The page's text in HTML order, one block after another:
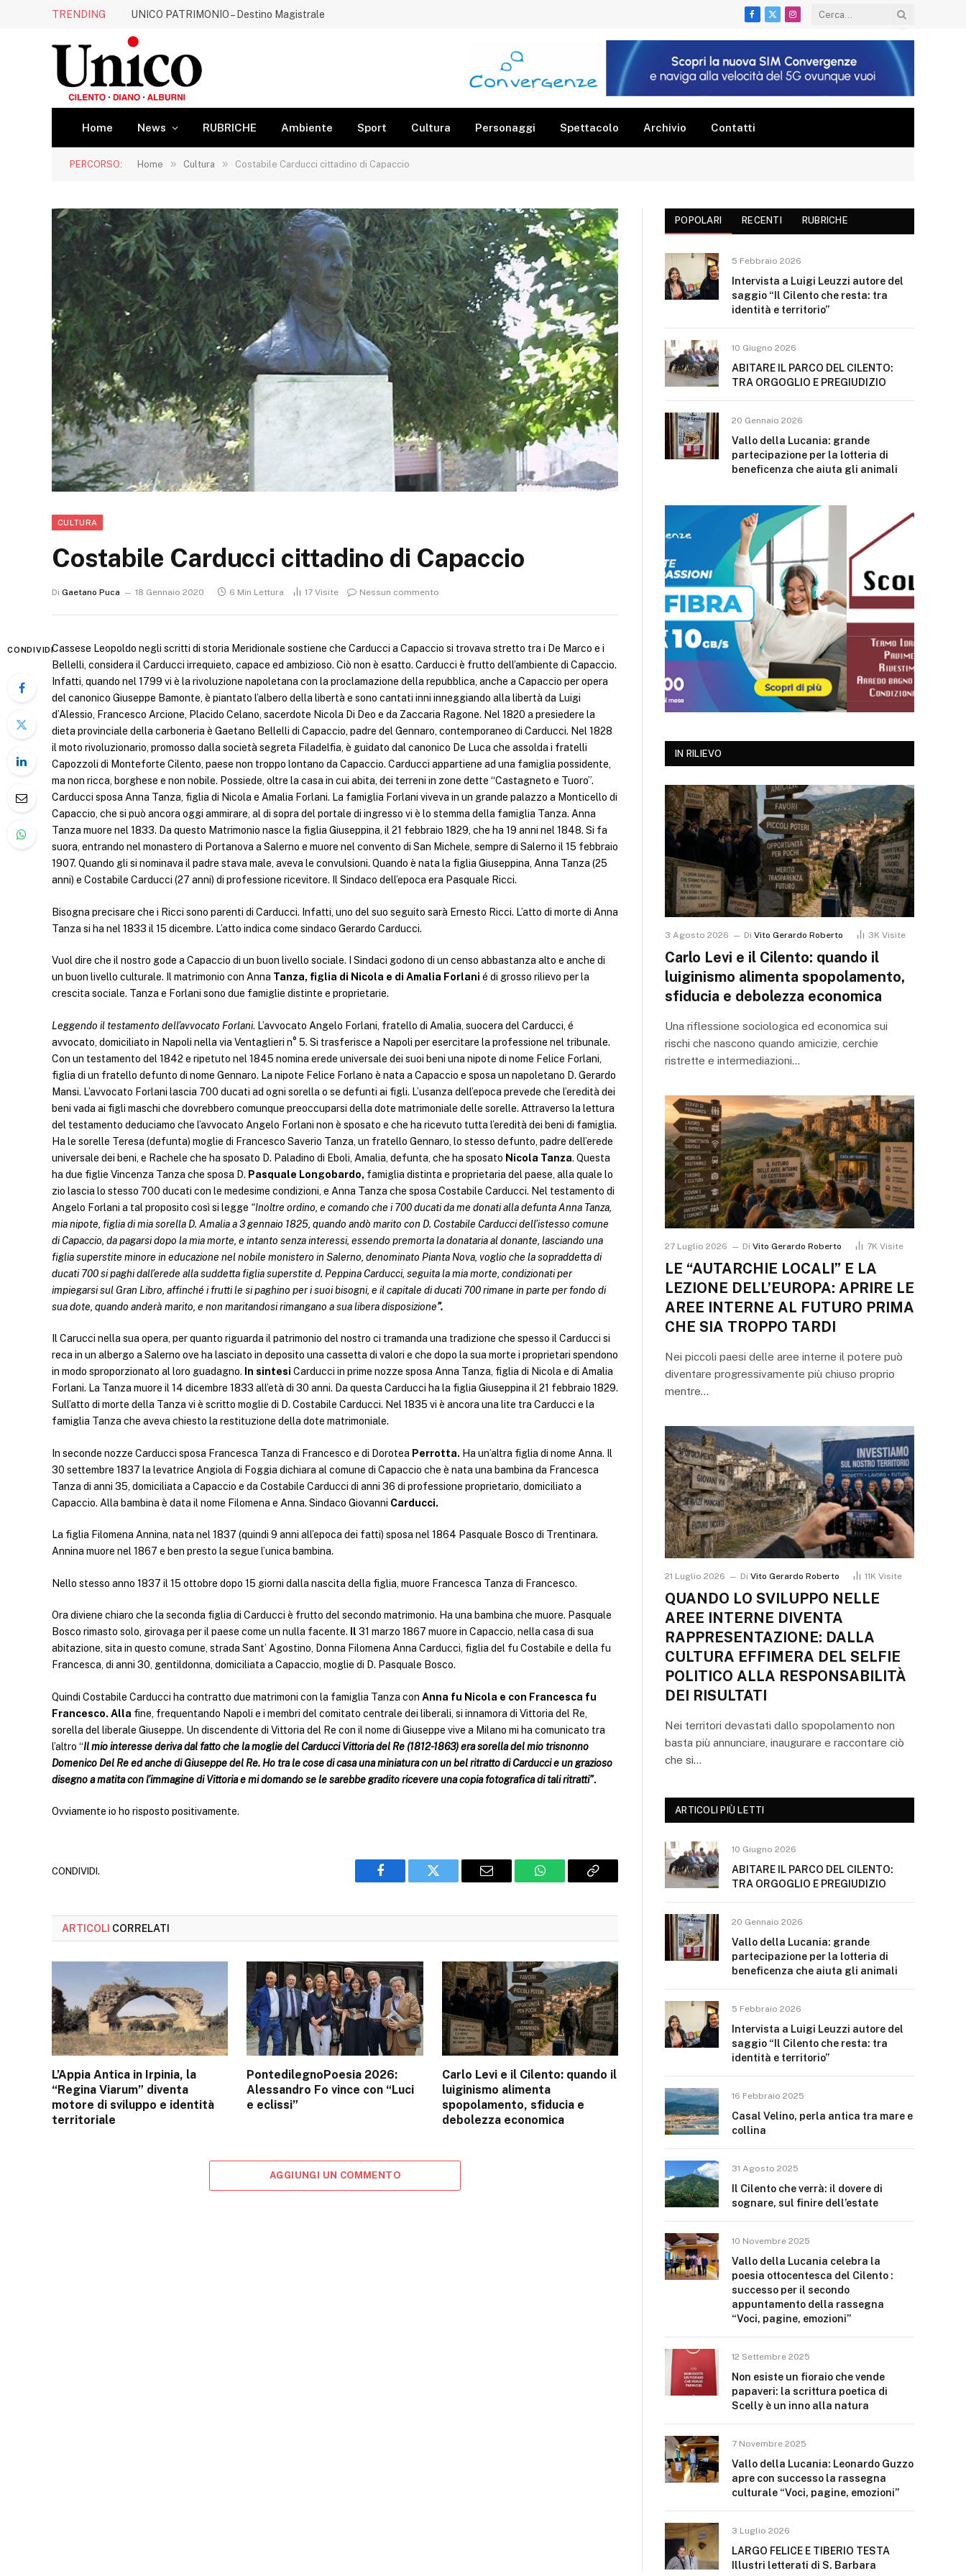
TRENDING UNICO PATRIMONIO – Destino Magistrale
Facebook
X
Instagram
Home News RUBRICHE Ambiente Sport Cultura Personaggi Spettacolo Archivio Contatti
PERCORSO: Home » Cultura » Costabile Carducci cittadino di Capaccio
CULTURA
Costabile Carducci cittadino di Capaccio
Di Gaetano Puca 18 Gennaio 2020 6 Min Lettura 17 Visite Nessun commento
CONDIVIDICassese Leopoldo negli scritti di storia Meridionale sostiene che Carducci a Capaccio si trovava stretto tra i De Marco e i
Bellelli, considera il Carducci irrequieto, capace ed ambizioso. Ciò non è esatto. Carducci è frutto dell’ambiente di Capaccio.
Infatti, quando nel 1799 vi è la rivoluzione napoletana con la proclamazione della repubblica, anche a Capaccio per opera
del canonico Giuseppe Bamonte, è piantato l’albero della libertà e sono cantati inni inneggiando alla libertà da Luigi
d’Alessio, Francesco Arcione, Placido Celano, sacerdote Nicola Di Deo e da Zaccaria Ragone. Nel 1820 a presiedere la
dieta provinciale della carboneria è Gaetano Bellelli di Capaccio, padre del Gennaro, contemporaneo di Carducci. Nel 1828
il moto rivoluzionario, promosso dalla società segreta Filadelfia, è guidato dal canonico De Luca che assolda i fratelli
Capozzoli di Monteforte Cilento, paese non troppo lontano da Capaccio. Carducci appartiene ad una famiglia possidente,
ma non ricca, borghese e non nobile. Possiede, oltre la casa in cui abita, dei terreni in zone dette “Castagneto e Tuoro”.
Carducci sposa Anna Tanza, figlia di Nicola e Amalia Forlani. La famiglia Forlani viveva in un grande palazzo a Monticello di
Capaccio, che si può ancora oggi ammirare, al di sopra del portale di ingresso vi è lo stemma della famiglia Tanza. Anna
Tanza muore nel 1833. Da questo Matrimonio nasce la figlia Giuseppina, il 21 febbraio 1829, che ha 19 anni nel 1848. Si fa
suora, entrando nel monastero di Portanova a Salerno e muore nel convento di San Michele, sempre di Salerno il 15 febbraio
1907. Quando gli si nominava il padre stava male, aveva le convulsioni. Quando è nata la figlia Giuseppina, Anna Tanza (25
anni) e Costabile Carducci (27 anni) di professione ricevitore. Il Sindaco dell’epoca era Pasquale Ricci.
Bisogna precisare che i Ricci sono parenti di Carducci. Infatti, uno del suo seguito sarà Ernesto Ricci. L’atto di morte di Anna
Tanza si ha nel 1833 il 15 dicembre. L’atto indica come sindaco Gerardo Carducci.
Vuol dire che il nostro gode a Capaccio di un buon livello sociale. I Sindaci godono di un censo abbastanza alto e anche di
un buon livello culturale. Il matrimonio con Anna Tanza, figlia di Nicola e di Amalia Forlani é di grosso rilievo per la
crescita sociale. Tanza e Forlani sono due famiglie distinte e proprietarie.
Leggendo il testamento dell’avvocato Forlani. L’avvocato Angelo Forlani, fratello di Amalia, suocera del Carducci, é
avvocato, domiciliato in Napoli nella via Ventaglieri n° 5. Si trasferisce a Napoli per esercitare la professione nel tribunale.
Con un testamento del 1842 e ripetuto nel 1845 nomina erede universale dei suoi beni una nipote di nome Felice Forlani,
figlia di un fratello defunto di nome Gennaro. La nipote Felice Forlano è nata a Capaccio e sposa un napoletano D. Gerardo
Mansi. L’avvocato Forlani lascia 700 ducati ad ogni sorella o se defunti ai figli. L’usanza dell’epoca prevede che l’eredità dei
beni vada ai figli maschi che dovrebbero comunque preoccuparsi della dote matrimoniale delle sorelle. Attraverso la lettura
del testamento deduciamo che l’avvocato Angelo Forlani non è sposato e che ha ricevuto tutta l’eredità dei beni di famiglia.
Ha le sorelle Teresa (defunta) moglie di Francesco Saverio Tanza, un fratello Gennaro, lo stesso defunto, padre dell’erede
universale dei beni, e Rachele che ha sposato D. Paladino di Eboli, Amalia, defunta, che ha sposato Nicola Tanza. Questa
ha due figlie Vincenza Tanza che sposa D. Pasquale Longobardo, famiglia distinta e proprietaria del paese, alla quale lo
zio lascia lo stesso 700 ducati con le medesime condizioni, e Anna Tanza che sposa Costabile Carducci. Nel testamento di
Angelo Forlani a tal proposito così si legge “Inoltre ordino, e comando che i 700 ducati da me donati alla defunta Anna Tanza,
mia nipote, figlia di mia sorella D. Amalia a 3 gennaio 1825, quando andò marito con D. Costabile Carducci dell’istesso comune
di Capaccio, da pagarsi dopo la mia morte, e intanto senza interessi, essendo premorta la donataria al donante, lasciando una
figlia superstite minore in educazione nel nobile monistero in Salerno, denominato Pianta Nova, voglio che la sopraddetta di
ducati 700 si paghi dall’erede alla suddetta figlia superstite d. Peppina Carducci, seguita la mia morte, condizionati per
impiegarsi sul Gran Libro, affinché i frutti le si paghino per i suoi bisogni, e il capitale di ducati 700 rimane in parte per fondo di
sua dote, quando anderà marito, e non maritandosi rimangano a sua libera disposizione”.
Il Carucci nella sua opera, per quanto riguarda il patrimonio del nostro ci tramanda una tradizione che spesso il Carducci si
reca in un albergo a Salerno ove ha lasciato in deposito una cassetta di valori e che dopo la sua morte i proprietari spendono
in modo sproporzionato al loro guadagno. In sintesi Carducci in prime nozze sposa Anna Tanza, figlia di Nicola e di Amalia
Forlani. La Tanza muore il 14 dicembre 1833 all’età di 30 anni. Da questa Carducci ha la figlia Giuseppina il 21 febbraio 1829.
Sull’atto di morte della Tanza vi è scritto moglie di D. Costabile Carducci. Nel 1835 vi è ancora una lite tra Carducci e la
famiglia Tanza che aveva chiesto la restituzione della dote matrimoniale.
In seconde nozze Carducci sposa Francesca Tanza di Francesco e di Dorotea Perrotta. Ha un’altra figlia di nome Anna. Il
30 settembre 1837 la levatrice Angiola di Foggia dichiara al comune di Capaccio che è nata una bambina da Francesca
Tanza di anni 35, domiciliata a Capaccio e da Costabile Carducci di anni 36 di professione proprietario, domiciliato a
Capaccio. Alla bambina è data il nome Filomena e Anna. Sindaco Giovanni Carducci.
La figlia Filomena Annina, nata nel 1837 (quindi 9 anni all’epoca dei fatti) sposa nel 1864 Pasquale Bosco di Trentinara.
Annina muore nel 1867 e ben presto la segue l’unica bambina.
Nello stesso anno 1837 il 15 ottobre dopo 15 giorni dalla nascita della figlia, muore Francesca Tanza di Francesco.
Ora diviene chiaro che la seconda figlia di Carducci è frutto del secondo matrimonio. Ha una bambina che muore. Pasquale
Bosco rimasto solo, girovaga per il paese come un nulla facente. Il 31 marzo 1867 muore in Capaccio, nella casa di sua
abitazione, sita in questo comune, strada Sant’ Agostino, Donna Filomena Anna Carducci, figlia del fu Costabile e della fu
Francesca, di anni 30, gentildonna, domiciliata a Capaccio, moglie di D. Pasquale Bosco.
Quindi Costabile Carducci ha contratto due matrimoni con la famiglia Tanza con Anna fu Nicola e con Francesca fu
Francesco. Alla fine, frequentando Napoli e i membri del comitato centrale dei liberali, si innamora di Vittoria del Re,
sorella del liberale Giuseppe. Un discendente di Vittoria del Re con il nome di Giuseppe vive a Milano mi ha comunicato tra
l’altro “Il mio interesse deriva dal fatto che la moglie del Carducci Vittoria del Re (1812-1863) era sorella del mio trisnonno
Domenico Del Re ed anche di Giuseppe del Re. Ho tra le cose di casa una miniatura con un bel ritratto di Carducci e un grazioso
disegno a matita con l’immagine di Vittoria e mi domando sele sarebbe gradito ricevere una copia fotografica di tali ritratti”.
Ovviamente io ho risposto positivamente.
CONDIVIDI.
Facebook Twitter Email WhatsAppCopy
ARTICOLI CORRELATI
L’Appia Antica in Irpinia, la
“Regina Viarum” diventa
motore di sviluppo e identità
territoriale
PontedilegnoPoesia 2026:
Alessandro Fo vince con “Luci
e eclissi”
Carlo Levi e il Cilento: quando il
luiginismo alimenta
spopolamento, sfiducia e
debolezza economica
AGGIUNGI UN COMMENTO
POPOLARI RECENTI RUBRICHE
5 Febbraio 2026
Intervista a Luigi Leuzzi autore del
saggio “Il Cilento che resta: tra
identità e territorio”
10 Giugno 2026
ABITARE IL PARCO DEL CILENTO:
TRA ORGOGLIO E PREGIUDIZIO
20 Gennaio 2026
Vallo della Lucania: grande
partecipazione per la lotteria di
beneficenza che aiuta gli animali
IN RILIEVO
3 Agosto 2026 Di Vito Gerardo Roberto 3K Visite
Carlo Levi e il Cilento: quando il
luiginismo alimenta spopolamento,
sfiducia e debolezza economica
Una riflessione sociologica ed economica sui
rischi che nascono quando amicizie, cerchie
ristrette e intermediazioni…
27 Luglio 2026 Di Vito Gerardo Roberto 7K Visite
LE “AUTARCHIE LOCALI” E LA
LEZIONE DELL’EUROPA: APRIRE LE
AREE INTERNE AL FUTURO PRIMA
CHE SIA TROPPO TARDI
Nei piccoli paesi delle aree interne il potere può
diventare progressivamente più chiuso proprio
mentre…
21 Luglio 2026 Di Vito Gerardo Roberto 11K Visite
QUANDO LO SVILUPPO NELLE
AREE INTERNE DIVENTA
RAPPRESENTAZIONE: DALLA
CULTURA EFFIMERA DEL SELFIE
POLITICO ALLA RESPONSABILITÀ
DEI RISULTATI
Nei territori devastati dallo spopolamento non
basta più annunciare, inaugurare e raccontare ciò
che si…
ARTICOLI PIÙ LETTI
10 Giugno 2026
ABITARE IL PARCO DEL CILENTO:
TRA ORGOGLIO E PREGIUDIZIO
20 Gennaio 2026
Vallo della Lucania: grande
partecipazione per la lotteria di
beneficenza che aiuta gli animali
5 Febbraio 2026
Intervista a Luigi Leuzzi autore del
saggio “Il Cilento che resta: tra
identità e territorio”
16 Febbraio 2025
Casal Velino, perla antica tra mare e
collina
31 Agosto 2025
Il Cilento che verrà: il dovere di
sognare, sul finire dell’estate
10 Novembre 2025
Vallo della Lucania celebra la
poesia ottocentesca del Cilento :
successo per il secondo
appuntamento della rassegna
“Voci, pagine, emozioni”
12 Settembre 2025
Non esiste un fioraio che vende
papaveri: la scrittura poetica di
Scelly è un inno alla natura
7 Novembre 2025
Vallo della Lucania: Leonardo Guzzo
apre con successo la rassegna
culturale “Voci, pagine, emozioni”
3 Luglio 2026
LARGO FELICE E TIBERIO TESTA
Illustri letterati di S. Barbara